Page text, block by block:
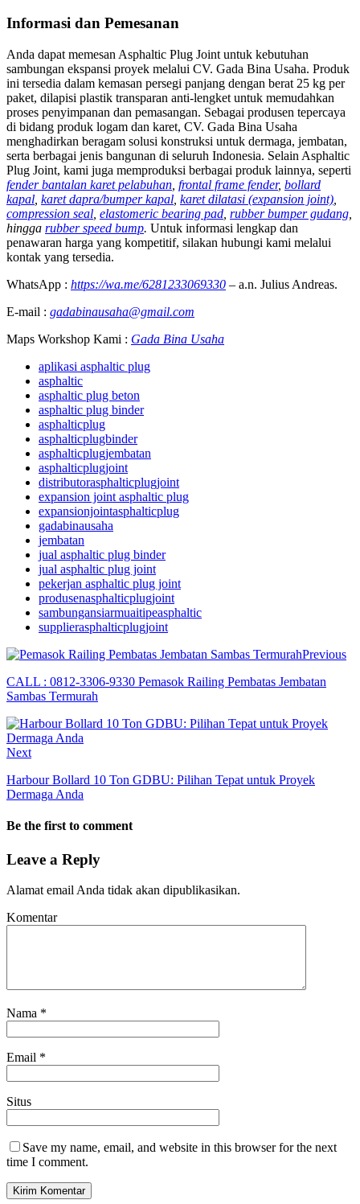
Informasi dan Pemesanan
Anda dapat memesan Asphaltic Plug Joint untuk kebutuhan
sambungan ekspansi proyek melalui CV. Gada Bina Usaha. Produk
ini tersedia dalam kemasan persegi panjang dengan berat 25 kg per
paket, dilapisi plastik transparan anti-lengket untuk memudahkan
proses penyimpanan dan pemasangan. Sebagai produsen tepercaya
di bidang produk logam dan karet, CV. Gada Bina Usaha
menghadirkan beragam solusi konstruksi untuk dermaga, jembatan,
serta berbagai jenis bangunan di seluruh Indonesia. Selain Asphaltic
Plug Joint, kami juga memproduksi berbagai produk lainnya, seperti
fender bantalan karet pelabuhan frontal frame fender, bollard
kapal karet dapra/bumper kapal karet dilatasi (expansion joint)
compression seal elastomeric bearing pad rubber bumper gudang
hingga rubber speed bump. Untuk informasi lengkap dan
penawaran harga yang kompetitif, silakan hubungi kami melalui
kontak yang tersedia.
WhatsApp : https://wa.me/6281233069330 – a.n. Julius Andreas.
E-mail : gadabinausaha@gmail.com
Maps Workshop Kami : Gada Bina Usaha
aplikasi asphaltic plug
asphaltic
asphaltic plug beton
asphaltic plug binder
asphalticplug
asphalticplugbinder
asphalticplugjembatan
asphalticplugjoint
distributorasphalticplugjoint
expansion joint asphaltic plug
expansionjointasphalticplug
gadabinausaha
jembatan
jual asphaltic plug binder
jual asphaltic plug joint
pekerjan asphaltic plug joint
produsenasphalticplugjoint
sambungansiarmuaitipeasphaltic
supplierasphalticplugjoint
Previous
CALL : 0812-3306-9330 Pemasok Railing Pembatas Jembatan
Sambas Termurah
Next
Harbour Bollard 10 Ton GDBU: Pilihan Tepat untuk Proyek
Dermaga Anda
Be the first to comment
Leave a Reply
Alamat email Anda tidak akan dipublikasikan.
Komentar
Nama *
Email *
Situs
Save my name, email, and website in this browser for the next
time I comment.